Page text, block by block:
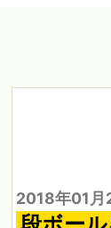
2018年01